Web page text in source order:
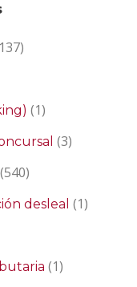
(1)
(3)
(540)
desleal (1)
(1)